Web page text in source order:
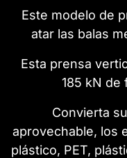
Este modelo de
atar las balas
Esta prensa
185 kN de
Convierta
aprovechable, los
plástico, PET,